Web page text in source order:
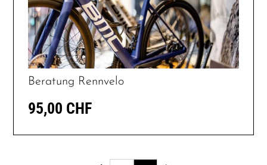
Beratung Rennvelo
95,00 CHF